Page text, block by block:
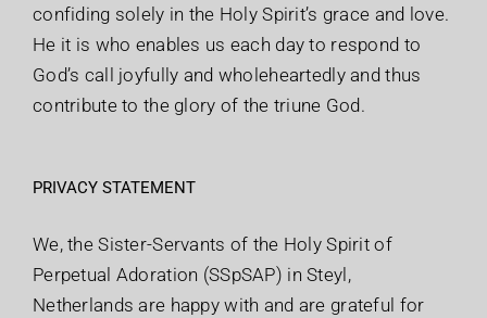
confiding solely in the Holy Spirit’s grace and love.
He it is who enables us each day to respond to
God’s call joyfully and wholeheartedly and thus
contribute to the glory of the triune God.
PRIVACY STATEMENT
We, the Sister-Servants of the Holy Spirit of
Perpetual Adoration (SSpSAP) in Steyl,
Netherlands are happy with and are grateful for